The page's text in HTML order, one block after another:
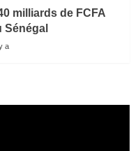
milliards de FCFA
a